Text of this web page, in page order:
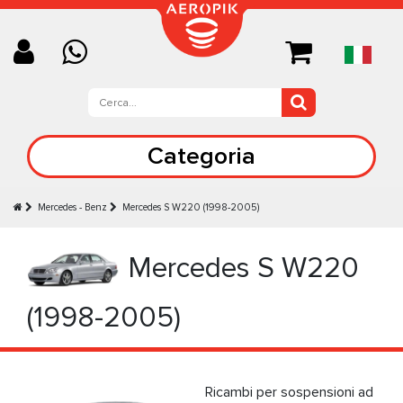
Categoria
Mercedes - Benz Mercedes S W220 (1998-2005)
Mercedes S W220
(1998-2005)
Ricambi per sospensioni ad